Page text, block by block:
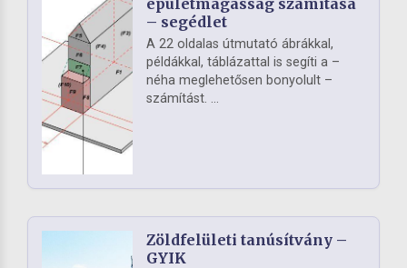
– segédlet
A 22 oldalas útmutató ábrákkal,
példákkal, táblázattal is segíti a –
néha meglehetősen bonyolult –
számítást. ...
Zöldfelületi tanúsítvány –
GYIK